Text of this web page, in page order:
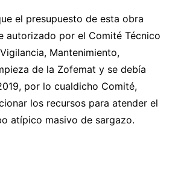
el presupuesto de esta obra
autorizado por el Comité Técnico
Mantenimiento,
de la Zofemat y se debía
por lo cualdicho Comité,
los recursos para atender el
atípico masivo de sargazo.